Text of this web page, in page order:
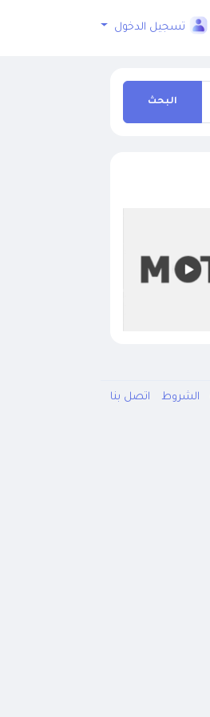
تسجيل الدخول
البحث
الشروط اتصل بنا